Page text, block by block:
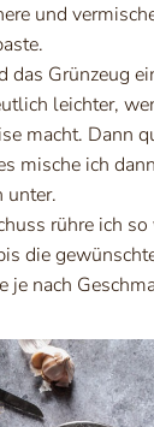
und
das Grünzeug
leichter,
macht. Dann
mische ich
unter.
rühre ich
die
je nach